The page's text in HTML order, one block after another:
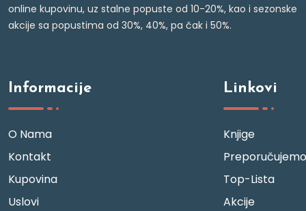
online kupovinu, uz stalne popuste od 10-20%, kao i sezonske
akcije sa popustima od 30%, 40%, pa čak i 50%.
Informacije
O Nama
Kontakt
Kupovina
Uslovi
Linkovi
Knjige
Preporučujemo
Top-Lista
Akcije